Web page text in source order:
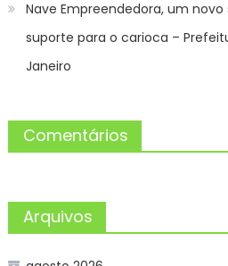
Nave Empreendedora, um
suporte para o carioca –
Janeiro
Comentários
Arquivos